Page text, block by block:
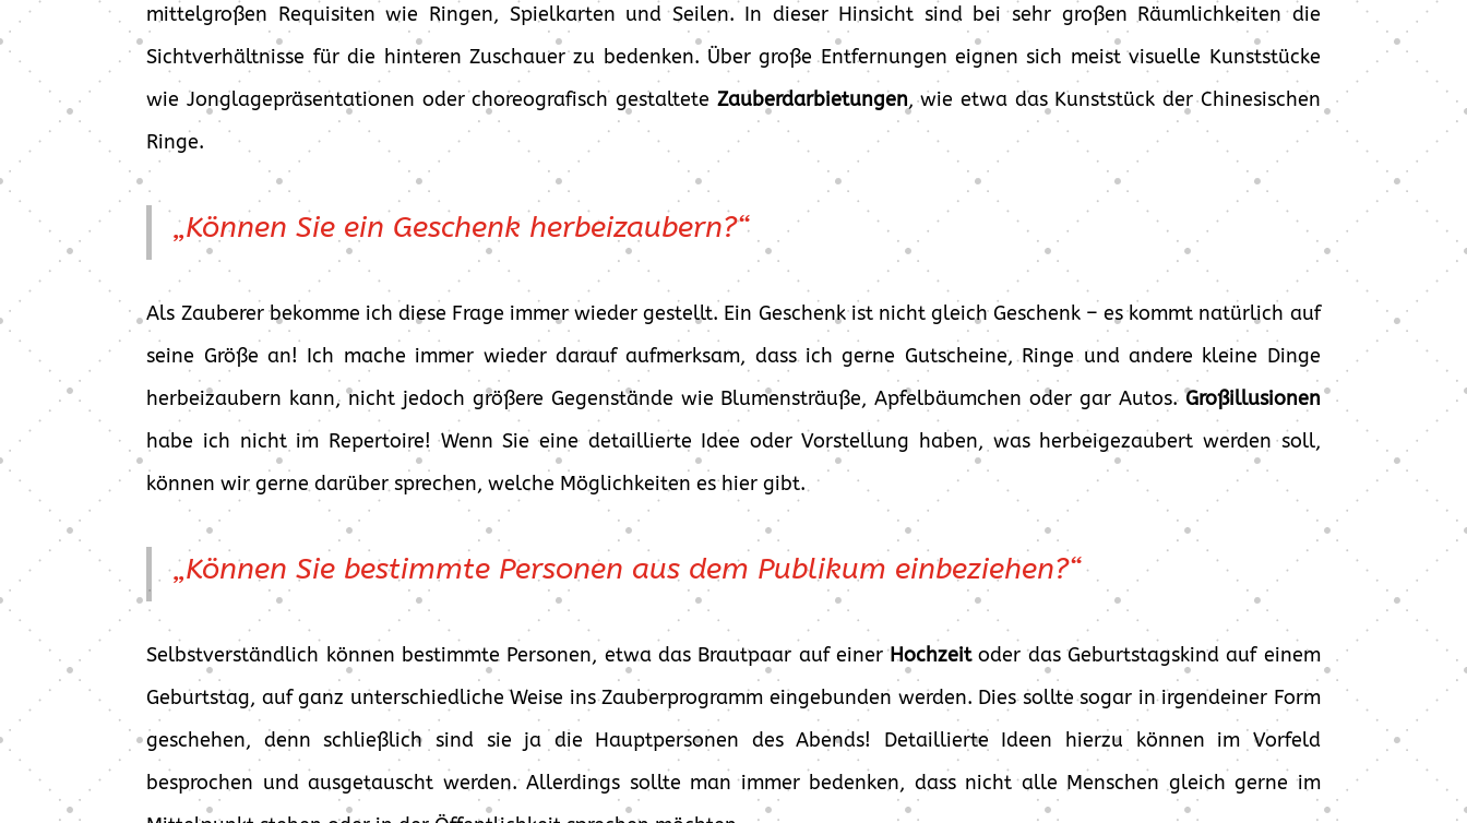
mittelgroßen Requisiten wie Ringen, Spielkarten und Seilen. In dieser Hinsicht sind bei sehr großen Räumlichkeiten die
Sichtverhältnisse für die hinteren Zuschauer zu bedenken. Über große Entfernungen eignen sich meist visuelle Kunststücke
wie Jonglagepräsentationen oder choreografisch gestaltete Zauberdarbietungen, wie etwa das Kunststück der Chinesischen
Ringe.
„Können Sie ein Geschenk herbeizaubern?“
Als Zauberer bekomme ich diese Frage immer wieder gestellt. Ein Geschenk ist nicht gleich Geschenk – es kommt natürlich auf
seine Größe an! Ich mache immer wieder darauf aufmerksam, dass ich gerne Gutscheine, Ringe und andere kleine Dinge
herbeizaubern kann, nicht jedoch größere Gegenstände wie Blumensträuße, Apfelbäumchen oder gar Autos.Großillusionen
habe ich nicht im Repertoire! Wenn Sie eine detaillierte Idee oder Vorstellung haben, was herbeigezaubert werden soll,
können wir gerne darüber sprechen, welche Möglichkeiten es hier gibt.
„Können Sie bestimmte Personen aus dem Publikum einbeziehen?“
Selbstverständlich können bestimmte Personen, etwa das Brautpaar auf einerHochzeitoder das Geburtstagskind auf einem
Geburtstag, auf ganz unterschiedliche Weise ins Zauberprogramm eingebunden werden. Dies sollte sogar in irgendeiner Form
geschehen, denn schließlich sind sie ja die Hauptpersonen des Abends! Detaillierte Ideen hierzu können im Vorfeld
besprochen und ausgetauscht werden. Allerdings sollte man immer bedenken, dass nicht alle Menschen gleich gerne im